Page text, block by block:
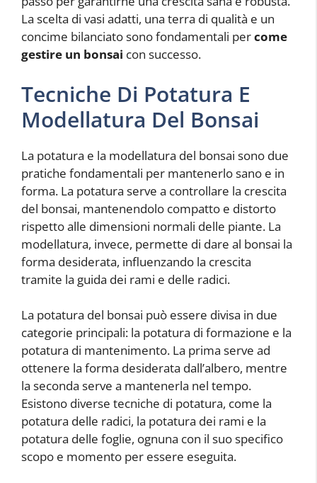
La scelta di vasi adatti, una terra di qualità e un
concime bilanciato sono fondamentali percome
gestire un bonsai con successo.
Tecniche Di Potatura E
Modellatura Del Bonsai
La potatura e la modellatura del bonsai sono due
pratiche fondamentali per mantenerlo sano e in
forma. La potatura serve a controllare la crescita
del bonsai, mantenendolo compatto e distorto
rispetto alle dimensioni normali delle piante. La
modellatura, invece, permette di dare al bonsai la
forma desiderata, influenzando la crescita
tramite la guida dei rami e delle radici.
La potatura del bonsai può essere divisa in due
categorie principali: la potatura di formazione e la
potatura di mantenimento. La prima serve ad
ottenere la forma desiderata dall’albero, mentre
la seconda serve a mantenerla nel tempo.
Esistono diverse tecniche di potatura, come la
potatura delle radici, la potatura dei rami e la
potatura delle foglie, ognuna con il suo specifico
scopo e momento per essere eseguita.